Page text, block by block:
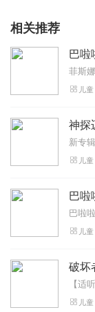
故事真好听
2019-12-
呆呆笨蛋
1526622qsyg
俱乐部啦
较，Dior 吗
2020-01-
苗苗_a4x
相关推荐
巴啦
儿童
儿童
巴啦
巴啦
儿童
儿童